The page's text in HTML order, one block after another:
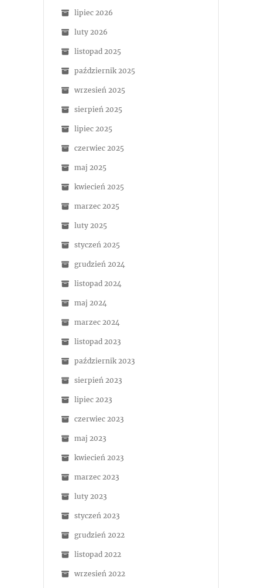
lipiec 2026
luty 2026
listopad 2025
październik 2025
wrzesień 2025
sierpień 2025
lipiec 2025
czerwiec 2025
maj 2025
kwiecień 2025
marzec 2025
luty 2025
styczeń 2025
grudzień 2024
listopad 2024
maj 2024
marzec 2024
listopad 2023
październik 2023
sierpień 2023
lipiec 2023
czerwiec 2023
maj 2023
kwiecień 2023
marzec 2023
luty 2023
styczeń 2023
grudzień 2022
listopad 2022
wrzesień 2022